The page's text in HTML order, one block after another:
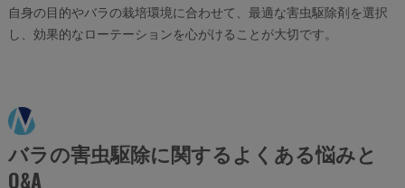
自身の目的やバラの栽培環境に合わせて、最適な害虫駆除剤を選択
し、効果的なローテーションを心がけることが大切です。
バラの害虫駆除に関するよくある悩みと
Q&A